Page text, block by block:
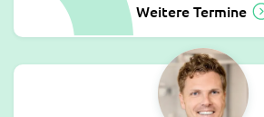
Weitere Termine